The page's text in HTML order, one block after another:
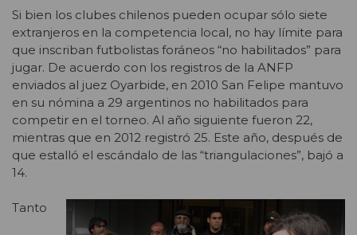
Si bien los clubes chilenos pueden ocupar sólo siete
extranjeros en la competencia local, no hay límite para
que inscriban futbolistas foráneos “no habilitados” para
jugar. De acuerdo con los registros de la ANFP
enviados al juez Oyarbide, en 2010 San Felipe mantuvo
en su nómina a 29 argentinos no habilitados para
competir en el torneo. Al año siguiente fueron 22,
mientras que en 2012 registró 25. Este año, después de
que estalló el escándalo de las “triangulaciones”, bajó a
14.
Tanto